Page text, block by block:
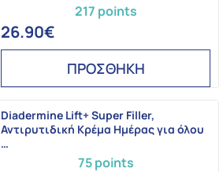
217 points
26.90€
ΠΡΟΣΘΗΚΗ
75 points
Diadermine Lift+ Super Filler,
Αντιρυτιδική Κρέμα Ημέρας για όλου
…